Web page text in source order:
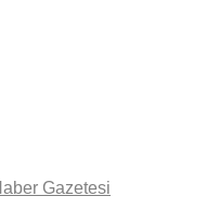
Gazetesi